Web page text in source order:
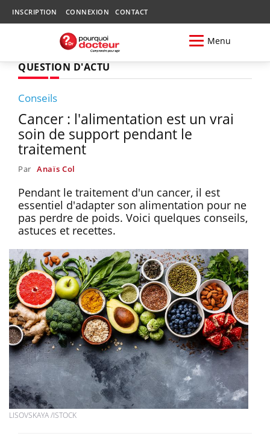
INSCRIPTION CONNEXION CONTACT
Menu
QUESTION D'ACTU
Conseils
Cancer : l'alimentation est un vrai
soin de support pendant le
traitement
Par Anaïs Col
Pendant le traitement d'un cancer, il est
essentiel d'adapter son alimentation pour ne
pas perdre de poids. Voici quelques conseils,
astuces et recettes.
LISOVSKAYA /ISTOCK